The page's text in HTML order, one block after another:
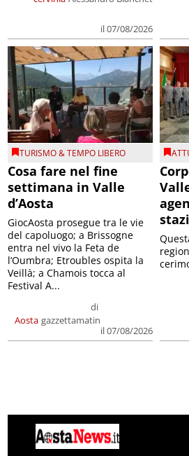
il 07/08/2026
TURISMO & TEMPO LIBERO
Cosa fare nel fine
settimana in Valle
d’Aosta
Aosta
di
gazzettamatin
il 07/08/2026
GiocAosta prosegue tra le vie
del capoluogo; a Brissogne
entra nel vivo la Feta de
l’Oumbra; Etroubles ospita la
Veillà; a Chamois tocca al
Festival A...